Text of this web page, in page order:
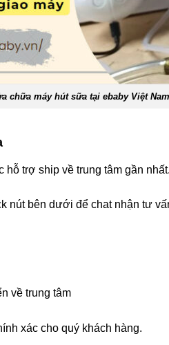
chữa máy hút sữa tại ebaby Việt Nam
trợ ship về trung tâm gần
nút bên dưới để chat nhận tư
về trung tâm
xác cho quý khách hàng.